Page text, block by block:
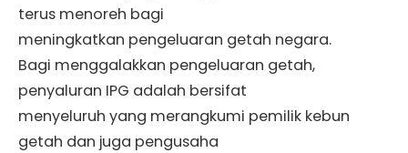
terus menoreh bagi
meningkatkan pengeluaran getah negara.
Bagi menggalakkan pengeluaran getah,
penyaluran IPG adalah bersifat
menyeluruh yang merangkumi pemilik kebun
getah dan juga pengusaha